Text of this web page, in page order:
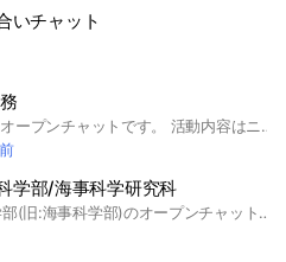
いチャット
公務員 現業 技能労務 オープンチャットです。 活動内容はニュース共有したり、ニュースに対して議論したり自由です。 管理人だけではなく、参加者も公務員関連のニュースの共有可能です。 現業 技能労務職の現役公務員 今後、技能労務職や現業職員の採用試験を受験する方も歓迎します。 #公務員 #技能労務職 #現業 #氷河期 #用務員 #給食 #斎場 #火葬 #ゴミ収集 #調理員 #上下水道 #運転手 #道路補修 #樹木剪定 #浄水場 #電話交換手 #警備員 #守衛 #清掃作業員 #公務員試験 #技能員 #特定業務 #ダム管理 #教育施設業務 #ボイラー技師 #警察技能 #技術員 #自動車整備 #海技 #学校業務員 #環境整備員 #土木作業員 #運輸業務 #工手 #庁務作業員 #し尿処理 #校務 #汽かん員 #農業技術員 #と畜解体 #衛生作業員 #農場業務 #食肉処理 #塵芥収集 #就職 #転職 #第二新卒 #フリーター #ニート #中退 #高卒 #中卒 #非正規 #会計年度 #道路維持 #道路整備 #ゴミ回収 #調理師 #畜産 #酪農 #労働組合 #労組 #募集情報 #自治体 #コネクション #出来レース #採用情報 #求人情報 #ゆとり世代 #有給休暇 #福利厚生 #住宅手当 #住居手当 #家賃補助 #Z世代 #面接 #作文 #小論文 #体力試験 #体力検査 #体力測定 #直営 #民間委託 #指定管理者 #ハローワーク #道路工事 #除雪作業 #雪かき #公園管理 #公園維持 #補欠合格 #採用漏れ #採用もれ #公用車 #公用自動車 #市営地下鉄 #路面電車 #公営バス #路線バス #看護助手 #介護士 #介護福祉士 #ホームヘルパー #看護補助 #水道技師 #水道技術
学部/海事科学研究科
神戸大学の海洋政策学部(旧:海事科学部)のオープンチャットです。海洋政策学部を志望する方やOBOGの方も参加できます。誰でも会話を閲覧できるので、機密情報の取り扱いやマナーに注意してください。ルールを守って楽しく有意義に会話しましょう。 #神戸大学 #神戸商船大学 #海事科学部 #海洋政策学部 #海技免状 #航海士 #機関士